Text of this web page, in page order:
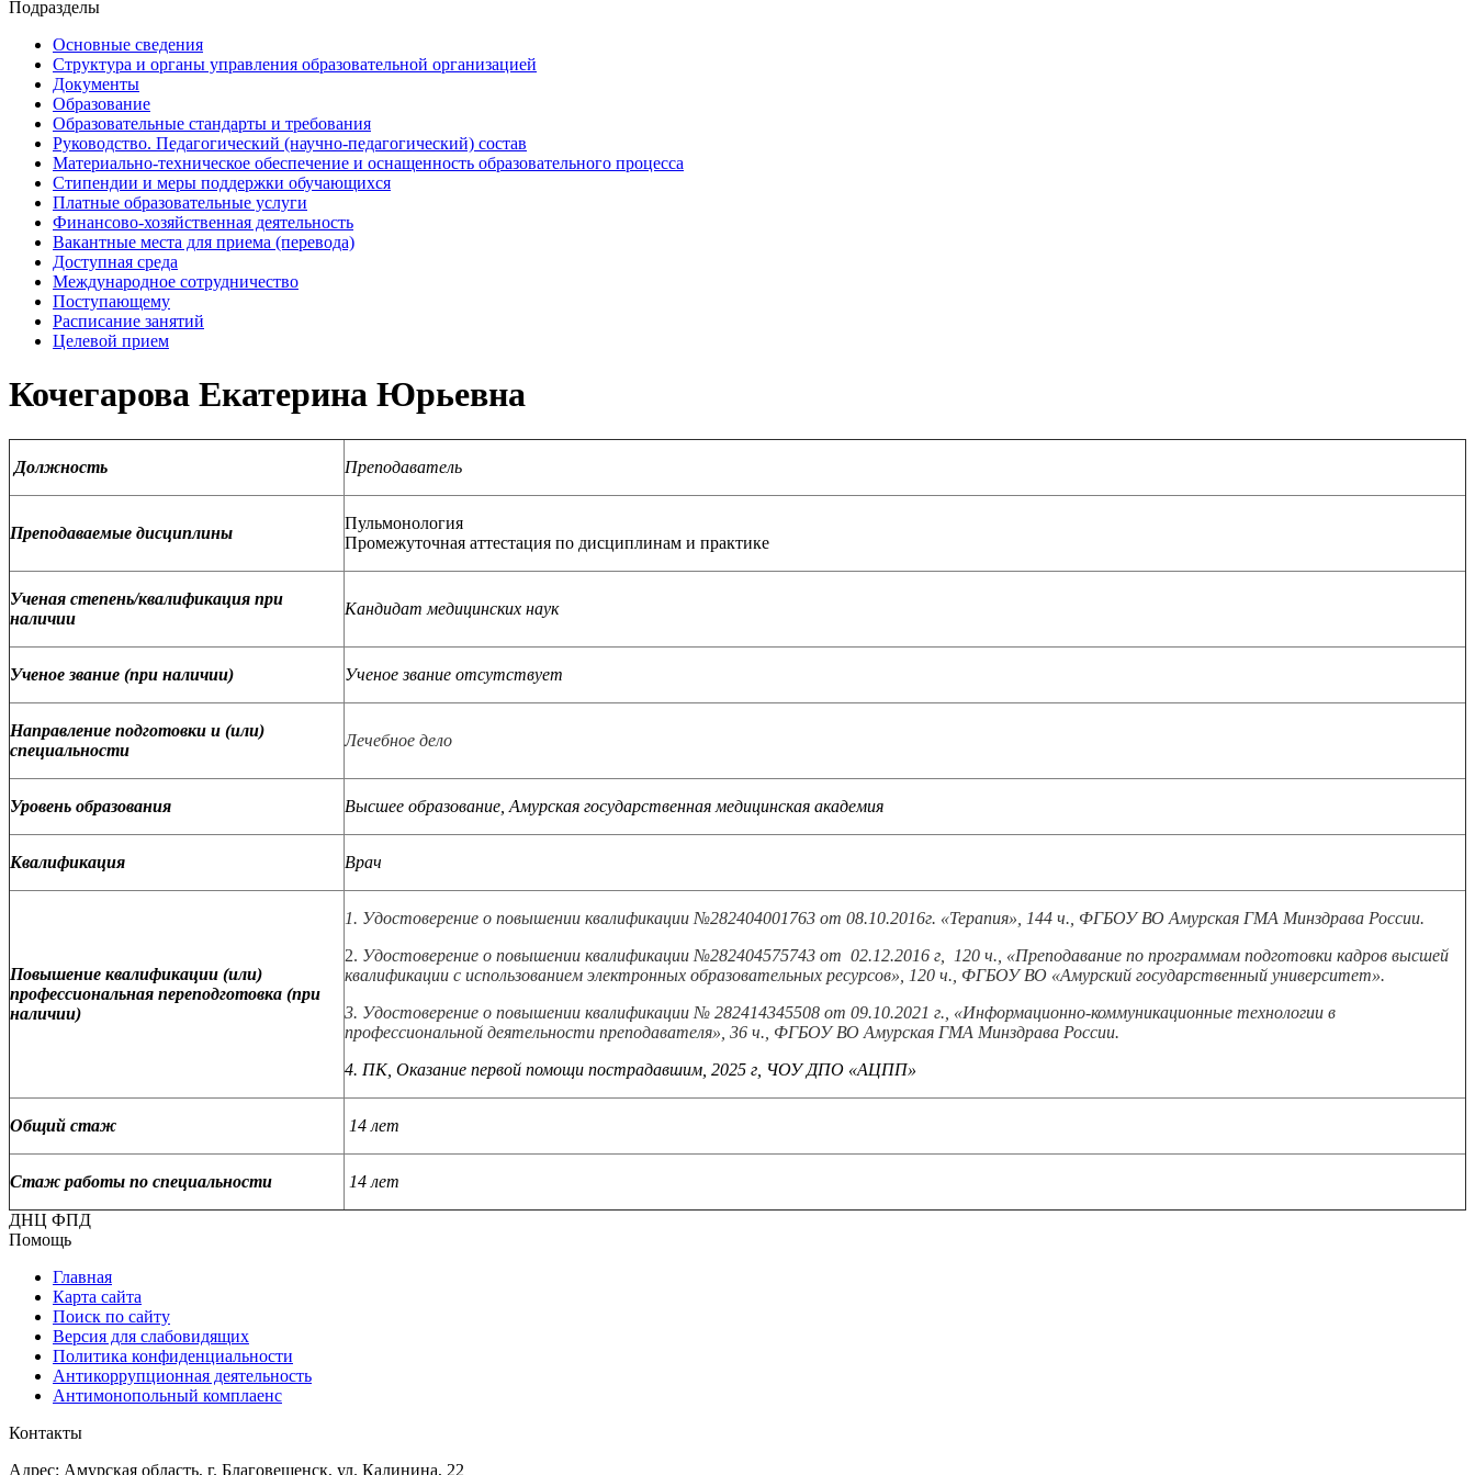
Подразделы
Основные сведения
Структура и органы управления образовательной организацией
Документы
Образование
Образовательные стандарты и требования
Руководство. Педагогический (научно-педагогический) состав
Материально-техническое обеспечение и оснащенность образовательного процесса
Стипендии и меры поддержки обучающихся
Платные образовательные услуги
Финансово-хозяйственная деятельность
Вакантные места для приема (перевода)
Доступная среда
Международное сотрудничество
Поступающему
Расписание занятий
Целевой прием
Кочегарова Екатерина Юрьевна
Должность Преподаватель
Преподаваемые дисциплины
Пульмонология
Промежуточная аттестация по дисциплинам и практике
Ученая степень/квалификация при
наличии
Кандидат медицинских наук
Ученое звание (при наличии) Ученое звание отсутствует
Направление подготовки и (или)
специальности
Лечебное дело
Уровень образования Высшее образование, Амурская государственная медицинская академия
Квалификация Врач
Повышение квалификации (или)
профессиональная переподготовка (при
наличии)
1. Удостоверение о повышении квалификации №282404001763 от 08.10.2016г. «Терапия», 144 ч., ФГБОУ ВО Амурская ГМА Минздрава России.
2. Удостоверение о повышении квалификации №282404575743 от 02.12.2016 г, 120 ч., «Преподавание по программам подготовки кадров высшей
квалификации с использованием электронных образовательных ресурсов», 120 ч., ФГБОУ ВО «Амурский государственный университет».
3. Удостоверение о повышении квалификации № 282414345508 от 09.10.2021 г., «Информационно-коммуникационные технологии в
профессиональной деятельности преподавателя», 36 ч., ФГБОУ ВО Амурская ГМА Минздрава России.
4. ПК, Оказание первой помощи пострадавшим, 2025 г, ЧОУ ДПО «АЦПП»
Общий стаж 14 лет
Стаж работы по специальности 14 лет
ДНЦ ФПД
Помощь
Главная
Карта сайта
Поиск по сайту
Версия для слабовидящих
Политика конфиденциальности
Антикоррупционная деятельность
Антимонопольный комплаенс
Контакты
Адрес: Амурская область, г. Благовещенск, ул. Калинина, 22